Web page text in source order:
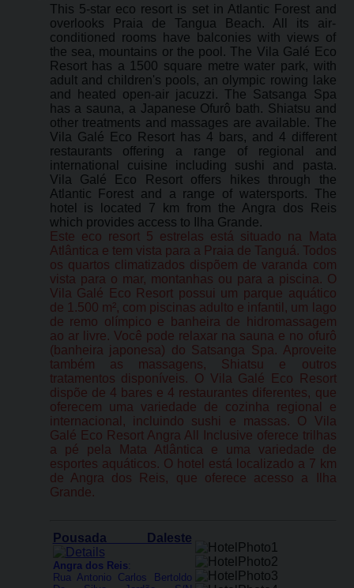
This 5-star eco resort is set in Atlantic Forest and
overlooks Praia de Tangua Beach. All its air-
conditioned rooms have balconies with views of
the sea, mountains or the pool. The Vila Galé Eco
Resort has a 1500 square metre water park, with
adult and children's pools, an olympic rowing lake
and heated open-air jacuzzi. The Satsanga Spa
has a sauna, a Japanese Ofurô bath. Shiatsu and
other treatments and massages are available. The
Vila Galé Eco Resort has 4 bars, and 4 different
restaurants offering a range of regional and
international cuisine including sushi and pasta.
Vila Galé Eco Resort offers hikes through the
Atlantic Forest and a range of watersports. The
hotel is located 7 km from the Angra dos Reis
which provides access to Ilha Grande.
Este eco resort 5 estrelas está situado na Mata
Atlântica e tem vista para a Praia de Tanguá. Todos
os quartos climatizados dispõem de varanda com
vista para o mar, montanhas ou para a piscina. O
Vila Galé Eco Resort possui um parque aquático
de 1.500 m², com piscinas adulto e infantil, um lago
de remo olímpico e banheira de hidromassagem
ao ar livre. Você pode relaxar na sauna e no ofurô
(banheira japonesa) do Satsanga Spa. Aproveite
também as massagens, Shiatsu e outros
tratamentos disponíveis. O Vila Galé Eco Resort
dispõe de 4 bares e 4 restaurantes diferentes, que
oferecem uma variedade de cozinha regional e
internacional, incluindo sushi e massas. O Vila
Galé Eco Resort Angra All Inclusive oferece trilhas
a pé pela Mata Atlântica e uma variedade de
esportes aquáticos. O hotel está localizado a 7 km
de Angra dos Reis, que oferece acesso a Ilha
Grande.
Pousada Daleste
Angra dos Reis:
Rua Antonio Carlos Bertoldo